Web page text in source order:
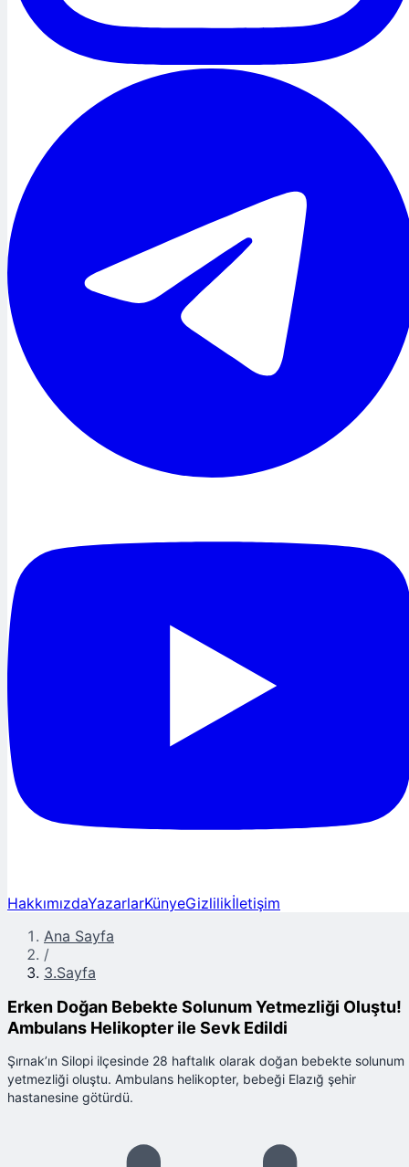
HakkımızdaYazarlarKünyeGizlilikİletişim
Ana Sayfa
/
3.Sayfa
Erken Doğan Bebekte Solunum Yetmezliği Oluştu!
Ambulans Helikopter ile Sevk Edildi
Şırnak’ın Silopi ilçesinde 28 haftalık olarak doğan bebekte solunum
yetmezliği oluştu. Ambulans helikopter, bebeği Elazığ şehir
hastanesine götürdü.